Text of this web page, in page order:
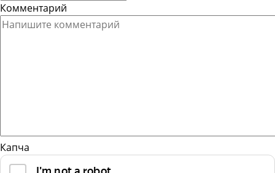
Комментарий
Капча